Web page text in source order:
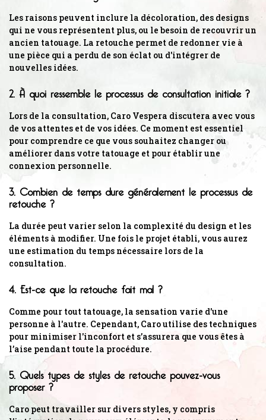
Les raisons peuvent inclure la décoloration, des designs
qui ne vous représentent plus, ou le besoin de recouvrir un
ancien tatouage. La retouche permet de redonner vie à
une pièce qui a perdu de son éclat ou d'intégrer de
nouvelles idées.
2. À quoi ressemble le processus de consultation initiale ?
Lors de la consultation, Caro Vespera discutera avec vous
de vos attentes et de vos idées. Ce moment est essentiel
pour comprendre ce que vous souhaitez changer ou
améliorer dans votre tatouage et pour établir une
connexion personnelle.
3. Combien de temps dure généralement le processus de
retouche ?
La durée peut varier selon la complexité du design et les
éléments à modifier. Une fois le projet établi, vous aurez
une estimation du temps nécessaire lors de la
consultation.
4. Est-ce que la retouche fait mal ?
Comme pour tout tatouage, la sensation varie d'une
personne à l'autre. Cependant, Caro utilise des techniques
pour minimiser l'inconfort et s’assurera que vous êtes à
l’aise pendant toute la procédure.
5. Quels types de styles de retouche pouvez-vous
proposer ?
Caro peut travailler sur divers styles, y compris